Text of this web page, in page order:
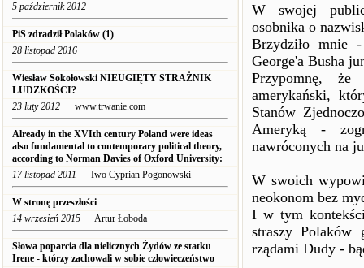
5 październik 2012
PiS zdradził Polaków (1)
28 listopad 2016
Wiesław Sokołowski NIEUGIĘTY STRAŻNIK
LUDZKOŚCI?
23 luty 2012 www.trwanie.com
Already in the XVIth century Poland were ideas
also fundamental to contemporary political theory,
according to Norman Davies of Oxford University:
17 listopad 2011 Iwo Cyprian Pogonowski
W stronę przeszłości
14 wrzesień 2015 Artur Łoboda
Słowa poparcia dla nielicznych Żydów ze statku
Irene - którzy zachowali w sobie człowieczeństwo
W swojej
osobnika o
Brzydziło mnie
George'a Busha
Przypomnę,
amerykański,
Stanów
Ameryką -
nawróconych na
W swoich
neokonom bez
I w tym
straszy Polaków
rządami Dudy -